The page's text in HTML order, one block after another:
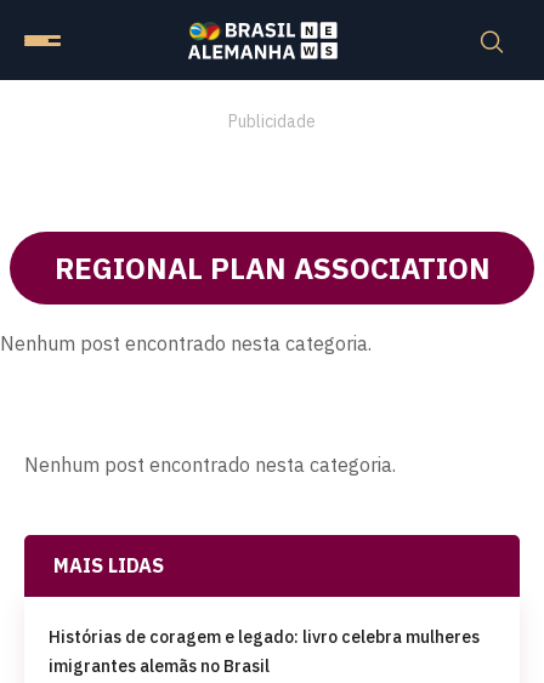
Publicidade
REGIONAL PLAN ASSOCIATION
Nenhum post encontrado nesta categoria.
Nenhum post encontrado nesta categoria.
MAIS LIDAS
Histórias de coragem e legado: livro celebra mulheres
imigrantes alemãs no Brasil